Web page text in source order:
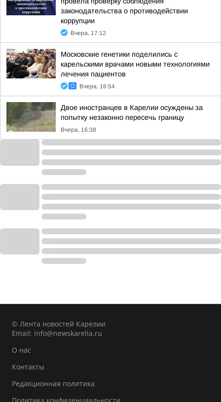
законодательства о противодействии
коррупции
Вчера, 17:12
Московские генетики поделились с
карельскими врачами новыми технологиями
лечения пациентов
Вчера, 16:54
Двое иностранцев в Карелии осуждены за
попытку незаконно пересечь границу
Вчера, 16:38
© Лента новостей Карелии
Email: info@newskarelia.ru
О нас
Контакты
Редакционная политика